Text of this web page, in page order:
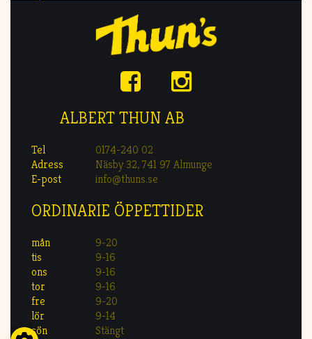
ALBERT THUN AB
Tel
0174-240 02
Adress
Näsby 32, 741 97 Almunge
E-post
info@thuns.se
ORDINARIE ÖPPETTIDER
mån
9-20
tis
9-16
ons
9-16
tor
9-16
fre
9-20
lör
9-14
sön
Stängt